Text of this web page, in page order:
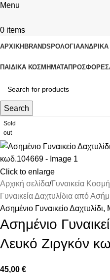
Menu
0 items
ΑΡΧΙΚΗ BRANDS ΡΟΛΌΓΙΑ
ΠΑΙΔΙΚΆ ΚΟΣΜΉΜΑΤΑΠΡΟΣΦΟΡΈΣ
Search
Sold
out
Click to enlarge
Αρχική σελίδα Γυναικεία
Γυναικεία Δαχτυλίδια από
Ασημένιο Γυναικείο
Ασημένιο
Λευκό Ζιργκόν
45,00 €